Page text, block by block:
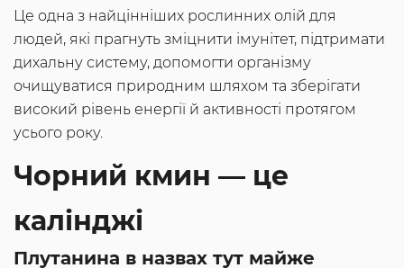
Це одна з найцінніших рослинних олій для
людей, які прагнуть зміцнити імунітет, підтримати
дихальну систему, допомогти організму
очищуватися природним шляхом та зберігати
високий рівень енергії й активності протягом
усього року.
Чорний кмин — це
калінджі
Плутанина в назвах тут майже